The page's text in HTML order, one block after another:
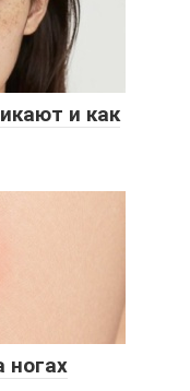
и как
ногах